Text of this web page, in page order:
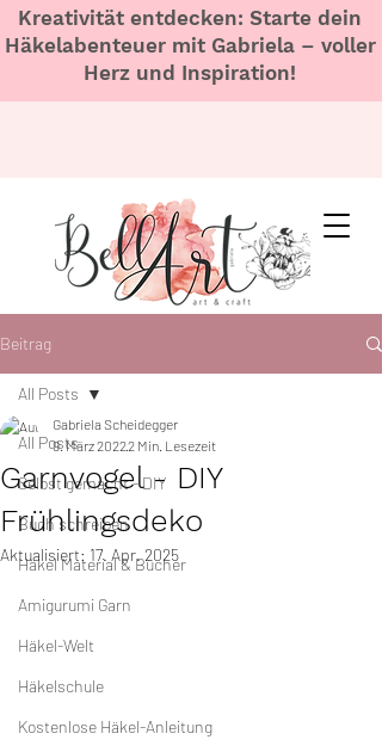
Kreativität entdecken: Starte dein
Häkelabenteuer mit Gabriela – voller
Herz und Inspiration!
Beitrag
All Posts
Selbst gemacht - DIY
Buch schreiben
Häkel Material & Bücher
Amigurumi Garn
Häkel-Welt
Häkelschule
Kostenlose Häkel-Anleitung
All Posts
Garnvogel - DIY
Frühlingsdeko
Gabriela Scheidegger
9. März 20222 Min. Lesezeit
Aktualisiert: 17. Apr. 2025